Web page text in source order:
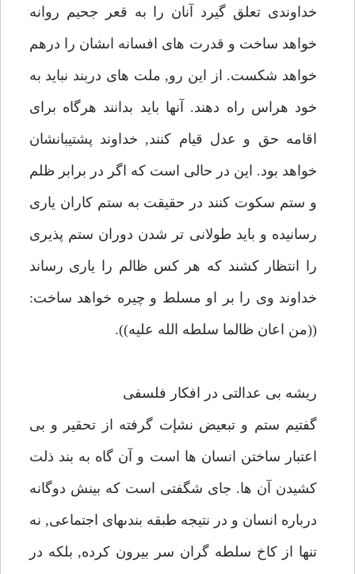
خداوندى تعلق گيرد آنان را به قعر جحيم روانه
خواهد ساخت و قدرت هاى افسانه اىشان را درهم
خواهد شكست. از اين رو, ملت هاى دربند نبايد به
خود هراس راه دهند. آنها بايد بدانند هرگاه براى
اقامه حق و عدل قيام كنند, خداوند پشتيبانشان
خواهد بود. اين در حالى است كه اگر در برابر ظلم
و ستم سكوت كنند در حقيقت به ستم كاران يارى
رسانيده و بايد طولانى تر شدن دوران ستم پذيرى
را انتظار كشند كه هر كس ظالم را يارى رساند
خداوند وى را بر او مسلط و چيره خواهد ساخت:
((من اعان ظالما سلطه الله عليه)).
ريشه بى عدالتى در افكار فلسفى
گفتيم ستم و تبعيض نشإت گرفته از تحقير و بى
اعتبار ساختن انسان ها است و آن گاه به بند ذلت
كشيدن آن ها. جاى شگفتى است كه بينش دوگانه
درباره انسان و در نتيجه طبقه بندىهاى اجتماعى, نه
تنها از كاخ سلطه گران سر بيرون كرده, بلكه در